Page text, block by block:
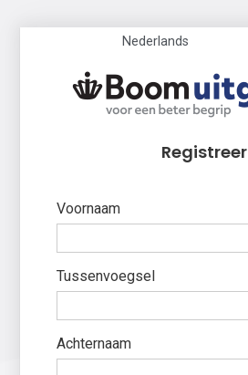
Nederlands
Registreer
Voornaam
Tussenvoegsel
Achternaam